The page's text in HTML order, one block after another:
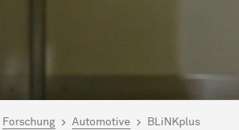
hier:
Forschung Automotive BLiNKplus